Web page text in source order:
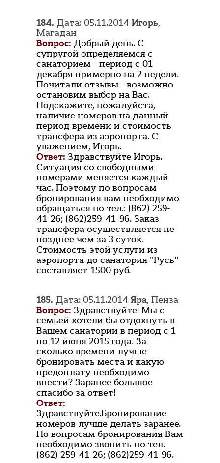
184. Дата: 05.11.2014 Игорь,
Магадан
Вопрос: Добрый день. С
супругой определяемся с
санаторием - период с 01
декабря примерно на 2 недели.
Почитали отзывы - возможно
остановим выбор на Вас.
Подскажите, пожалуйста,
наличие номеров на данный
период времени и стоимость
трансфера из аэропорта. С
уважением, Игорь.
Ответ: Здравствуйте Игорь.
Ситуация со свободными
номерами меняется каждый
час. Поэтому по вопросам
бронирования вам необходимо
обращаться по тел.: (862) 259-
41-26; (862)259-41-96. Заказ
трансфера осуществляется не
позднее чем за 3 суток.
Стоимость этой услуги из
аэропорта до санатория "Русь"
составляет 1500 руб.
185. Дата: 05.11.2014 Яра, Пенза
Вопрос: Здравствуйте! Мы с
семьей хотели бы отдохнуть в
Вашем санатории в период с 1
по 12 июня 2015 года. За
сколько времени лучше
бронировать места и какую
предоплату необходимо
внести? Заранее большое
спасибо за ответ!
Ответ:
Здравствуйте.Бронирование
номеров лучше делать заранее.
По вопросам бронирования Вам
необходимо звонить по тел.
(862) 259-41-26; (862)259-41-96.